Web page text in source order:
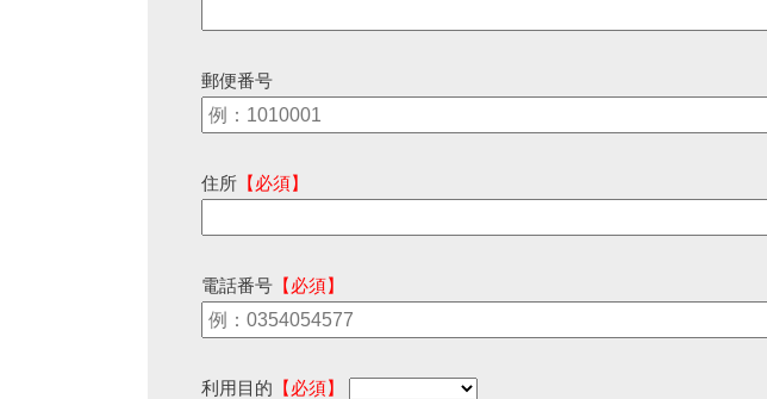
郵便番号
住所 【必須】
電話番号 【必須】
利用目的 【必須】